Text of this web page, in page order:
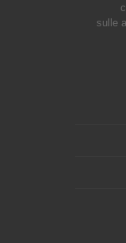
sulle